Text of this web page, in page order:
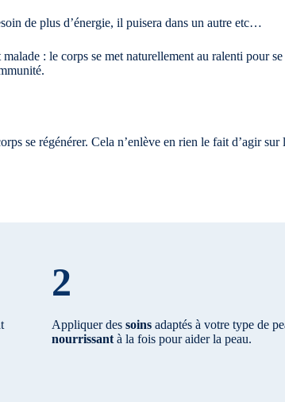
de plus d’énergie, il puisera dans un autre etc…
: le corps se met naturellement au ralenti pour
se régénérer. Cela n’enlève en rien le fait d’agir sur
2
Appliquer dessoins adaptés à votre type de
nourrissant à la fois pour aider la peau.